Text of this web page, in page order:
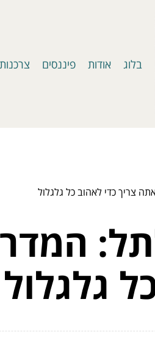
בלוג אודות פיננסים צרכנות
צריך כדי לאהוב כל גלגלול
גלגלול